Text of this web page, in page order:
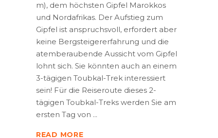
m), dem höchsten Gipfel Marokkos
und Nordafrikas. Der Aufstieg zum
Gipfel ist anspruchsvoll, erfordert aber
keine Bergsteigererfahrung und die
atemberaubende Aussicht vom Gipfel
lohnt sich. Sie könnten auch an einem
3-tägigen Toubkal-Trek interessiert
sein! Für die Reiseroute dieses 2-
tägigen Toubkal-Treks werden Sie am
ersten Tag von
READ MORE